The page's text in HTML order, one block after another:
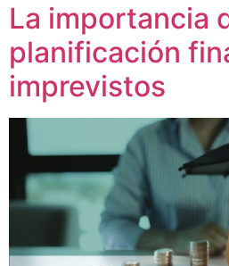
La importancia
planificación
imprevistos